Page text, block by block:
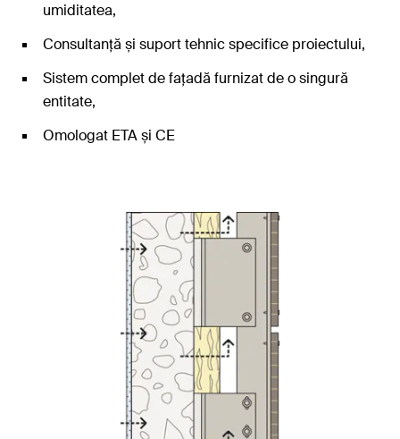
umiditatea,
Consultanță și suport tehnic specifice proiectului,
Sistem complet de fațadă furnizat de o singură
entitate,
Omologat ETA și CE